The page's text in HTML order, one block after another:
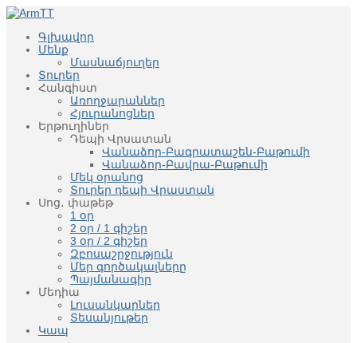
Գլխավոր
Մենք
Մասնաճյուղեր
Տուրեր
Հանգիստ
Առողջարաններ
Հյուրանոցներ
Երթուղիներ
Դեպի Վրսատան
Վանաձոր-Բագրատաշեն-Բաթումի
Վանաձոր-Բավրա-Բաթումի
Մեկ օրանոց
Տուրեր դեպի Վրաստան
Սոց․ փաթեթ
1 օր
2 օր / 1 գիշեր
3 օր / 2 գիշեր
Զբոսաշրջություն
Մեր գործակալները
Պայմանագիր
Մեդիա
Լուսանկարներ
Տեսանյութեր
Կապ